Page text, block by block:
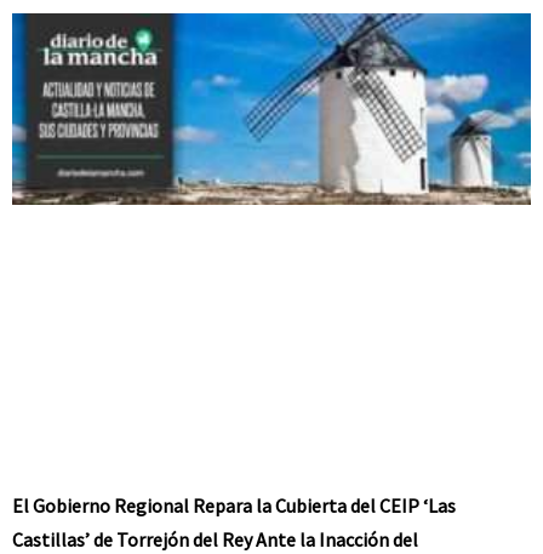
El Gobierno Regional Repara la Cubierta del CEIP ‘Las
Castillas’ de Torrejón del Rey Ante la Inacción del